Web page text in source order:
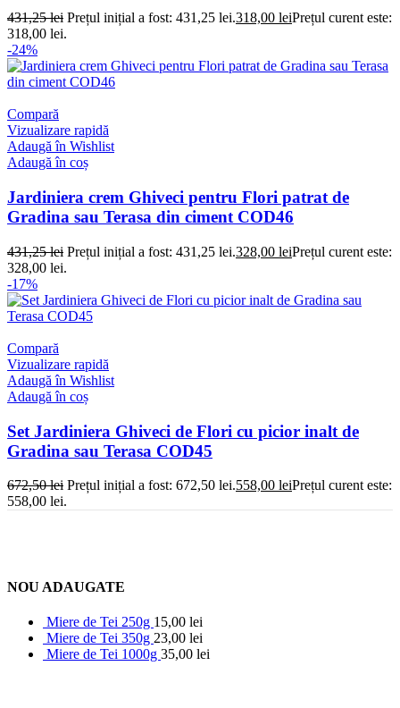
431,25lei Prețul inițial a fost: 431,25 lei.318,00 leiPrețul curent este:
318,00 lei.
-24%
Compară
Vizualizare rapidă
Adaugă în Wishlist
Adaugă în coș
Jardiniera crem Ghiveci pentru Flori patrat de
Gradina sau Terasa din ciment COD46
431,25lei Prețul inițial a fost: 431,25 lei.328,00 leiPrețul curent este:
328,00 lei.
-17%
Compară
Vizualizare rapidă
Adaugă în Wishlist
Adaugă în coș
Set Jardiniera Ghiveci de Flori cu picior inalt de
Gradina sau Terasa COD45
672,50lei Prețul inițial a fost: 672,50 lei.558,00 leiPrețul curent este:
558,00 lei.
NOU ADAUGATE
Miere de Tei 250g 15,00 lei
Miere de Tei 350g 23,00 lei
Miere de Tei 1000g 35,00 lei